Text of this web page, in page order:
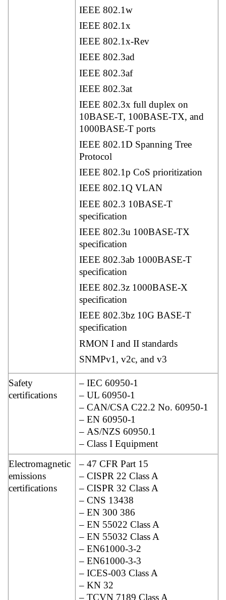
IEEE 802.1w
IEEE 802.1x
IEEE 802.1x-Rev
IEEE 802.3ad
IEEE 802.3af
IEEE 802.3at
IEEE 802.3x full duplex on
10BASE-T, 100BASE-TX, and
1000BASE-T ports
IEEE 802.1D Spanning Tree
Protocol
IEEE 802.1p CoS prioritization
IEEE 802.1Q VLAN
IEEE 802.3 10BASE-T
specification
IEEE 802.3u 100BASE-TX
specification
IEEE 802.3ab 1000BASE-T
specification
IEEE 802.3z 1000BASE-X
specification
IEEE 802.3bz 10G BASE-T
specification
RMON I and II standards
SNMPv1, v2c, and v3
Safety
certifications
– IEC 60950-1
– UL 60950-1
– CAN/CSA C22.2 No. 60950-1
– EN 60950-1
– AS/NZS 60950.1
– Class I Equipment
Electromagnetic
emissions
certifications
– 47 CFR Part 15
– CISPR 22 Class A
– CISPR 32 Class A
– CNS 13438
– EN 300 386
– EN 55022 Class A
– EN 55032 Class A
– EN61000-3-2
– EN61000-3-3
– ICES-003 Class A
– KN 32
– TCVN 7189 Class A